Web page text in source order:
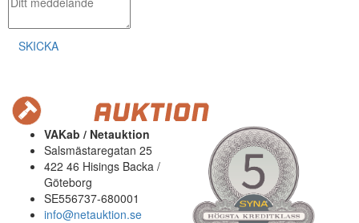
SKICKA
VAKab / Netauktion
Salsmästaregatan 25
422 46 Hisings Backa /
Göteborg
SE556737-680001
info@netauktion.se